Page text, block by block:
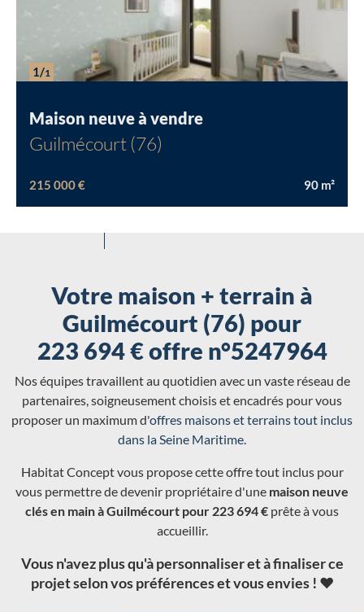
Chargement...
1/1
Maison neuve à vendre
Guilmécourt (76)
215 000 € 90 m²
Votre maison + terrain à
Guilmécourt (76) pour
223 694 € offre n°5247964
Nos équipes travaillent au quotidien avec un vaste réseau de
partenaires, soigneusement choisis et encadrés pour vous
proposer un maximum d'offres maisons et terrains tout inclus
dans la Seine Maritime.
Habitat Concept vous propose cette offre tout inclus pour
vous permettre de devenir propriétaire d'une maison neuve
clés en main à Guilmécourt pour 223 694 € prête à vous
accueillir.
Vous n'avez plus qu'à personnaliser et à finaliser ce
projet selon vos préférences et vous envies ! ❤️